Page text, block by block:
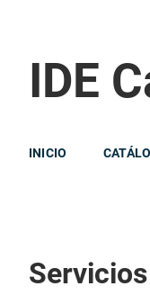
IDE
INICIO
Servicios